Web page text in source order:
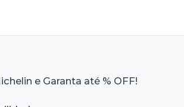
e Garanta até % OFF!